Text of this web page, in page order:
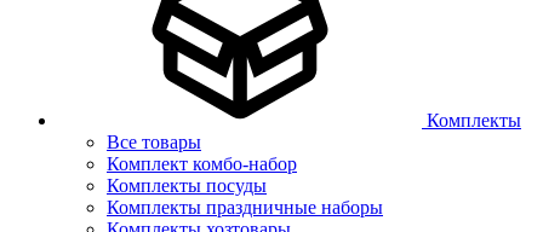
Комплекты
Все товары
Комплект комбо-набор
Комплекты посуды
Комплекты праздничные наборы